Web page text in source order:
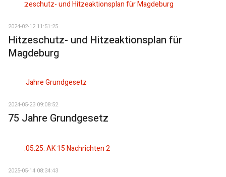
2024-02-12 11:51:25
Hitzeschutz- und Hitzeaktionsplan für
Magdeburg
2024-05-23 09:08:52
75 Jahre Grundgesetz
2025-05-14 08:34:43